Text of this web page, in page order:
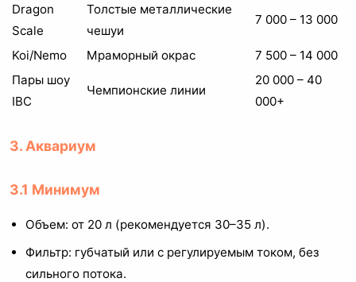
Dragon
Scale
Толстые металлические
чешуи
7 000 – 13 000
Koi/Nemo Мраморный окрас
7 500 – 14 000
Пары шоу
IBC
Чемпионские линии
20 000 – 40
000+
3. Аквариум
3.1 Минимум
Объем: от 20 л (рекомендуется 30–35 л).
Фильтр: губчатый или с регулируемым током, без
сильного потока.